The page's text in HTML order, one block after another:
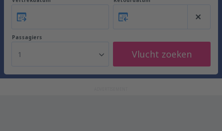
Passagiers
1 Vlucht zoeken